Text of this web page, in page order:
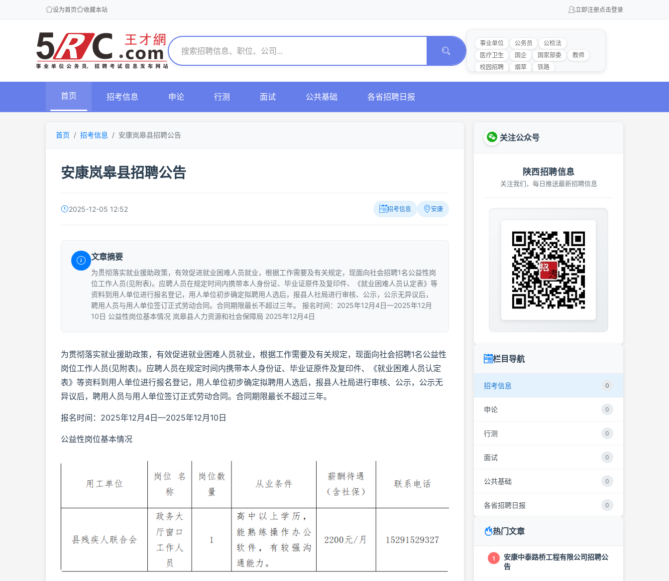
设为首页 收藏本站 立即注册点击登录
事业单位 公务员
公检法
医疗卫生
国企 国家部委
教师
校园招聘
烟草 铁路
首页 招考信息 申论 行测 面试 公共基础 各省招聘日报
首页 招考信息 安康岚皋县招聘公告
安康岚皋县招聘公告
2025-12-05 12:52 招考信息 安康
文章摘要
为贯彻落实就业援助政策，有效促进就业困难人员就业，根据工作需要及有关规定，现面向社会招聘1名公益性岗
位工作人员(见附表)。应聘人员在规定时间内携带本人身份证、毕业证原件及复印件、《就业困难人员认定表》等
资料到用人单位进行报名登记，用人单位初步确定拟聘用人选后，报县人社局进行审核、公示，公示无异议后，
聘用人员与用人单位签订正式劳动合同。合同期限最长不超过三年。 报名时间：2025年12月4日—2025年12月
10日 公益性岗位基本情况 岚皋县人力资源和社会保障局 2025年12月4日
为贯彻落实就业援助政策，有效促进就业困难人员就业，根据工作需要及有关规定，现面向社会招聘1名公益性
岗位工作人员(见附表)。应聘人员在规定时间内携带本人身份证、毕业证原件及复印件、《就业困难人员认定
表》等资料到用人单位进行报名登记，用人单位初步确定拟聘用人选后，报县人社局进行审核、公示，公示无
异议后，聘用人员与用人单位签订正式劳动合同。合同期限最长不超过三年。
报名时间：2025年12月4日—2025年12月10日
公益性岗位基本情况
关注公众号
陕西招聘信息
关注我们，每日推送最新招聘信息
栏目导航
招考信息 0
申论 0
行测 0
面试 0
公共基础 0
各省招聘日报 0
热门文章
1
安康中泰路桥工程有限公司招聘公
告